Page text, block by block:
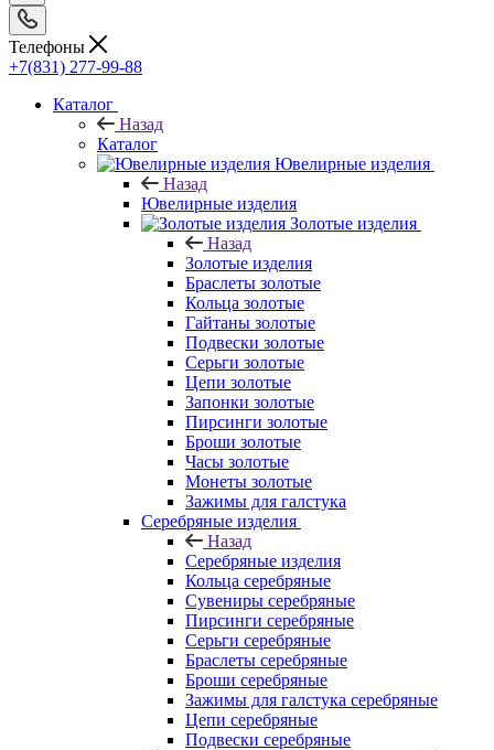
Телефоны
+7(831) 277-99-88
Каталог
Назад
Каталог
Ювелирные изделия
Назад
Ювелирные изделия
Золотые изделия
Назад
Золотые изделия
Браслеты золотые
Кольца золотые
Гайтаны золотые
Подвески золотые
Серьги золотые
Цепи золотые
Запонки золотые
Пирсинги золотые
Броши золотые
Часы золотые
Монеты золотые
Зажимы для галстука
Серебряные изделия
Назад
Серебряные изделия
Кольца серебряные
Сувениры серебряные
Пирсинги серебряные
Серьги серебряные
Браслеты серебряные
Броши серебряные
Зажимы для галстука серебряные
Цепи серебряные
Подвески серебряные